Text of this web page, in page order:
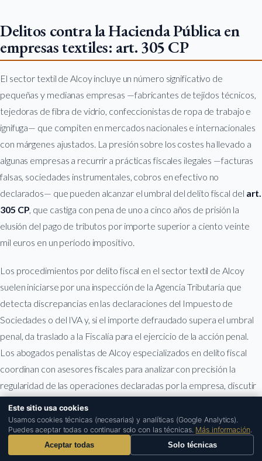
Delitos contra la Hacienda Pública en
empresas textiles: art. 305 CP
El sector textil de Alcoy incluye un número significativo de
pequeñas y medianas empresas —fabricantes de tejidos técnicos,
tejedoras de fibra de vidrio, confeccionistas de ropa de trabajo e
ignifuga— que compiten en mercados nacionales e internacionales
con márgenes ajustados. La presión sobre los costes ha llevado a
algunas empresas a recurrir a prácticas fiscales ilegales —facturas
falsas, sociedades instrumentales, cobros en efectivo no
declarados— que pueden alcanzar el umbral del delito fiscal del art.
305 CP , que castiga con pena de uno a cinco años de prisión la
elusión del pago de tributos por importe superior a ciento veinte
mil euros en un período impositivo.
Los procedimientos por delito fiscal en el sector textil de Alcoy
suelen iniciarse por una inspección de la Agencia Tributaria que
detecta discrepancias en las declaraciones del Impuesto de
Sociedades o del IVA y, si el importe defraudado supera el umbral
penal, da traslado a la Fiscalía para el ejercicio de la acción penal.
Los abogados penalistas de Alcoy especializados en delito fiscal
coordinan con asesores fiscales para analizar con precisión la
regularidad de las operaciones declaradas por la empresa, discutir
evaluar la posibilidad de regularizar la situación tributaria antes de
que se ejercite la acción penal —pago de la deuda tributaria como
causa de exención de la pena conforme al art. 305.4 CP—.
Este sitio usa cookies
Usamos cookies técnicas (necesarias) y analíticas (Google Analytics).
Puedes aceptar todas o continuar solo con las técnicas. Más información.
Aceptar todas
Solo técnicas